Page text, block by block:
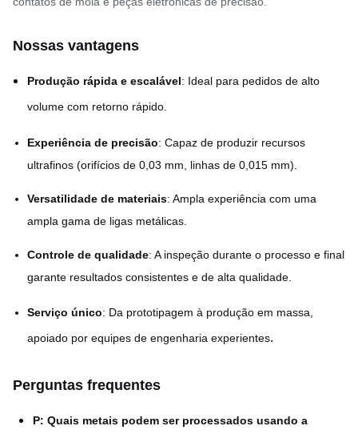
Nossas vantagens
Produção rápida e escalável: Ideal para pedidos de alto
volume com retorno rápido.
Experiência de precisão: Capaz de produzir recursos
ultrafinos (orifícios de 0,03 mm, linhas de 0,015 mm).
Versatilidade de materiais: Ampla experiência com uma
ampla gama de ligas metálicas.
Controle de qualidade: A inspeção durante o processo e final
garante resultados consistentes e de alta qualidade.
Serviço único: Da prototipagem à produção em massa,
apoiado por equipes de engenharia experientes.
Perguntas frequentes
P: Quais metais podem ser processados ​​usando a